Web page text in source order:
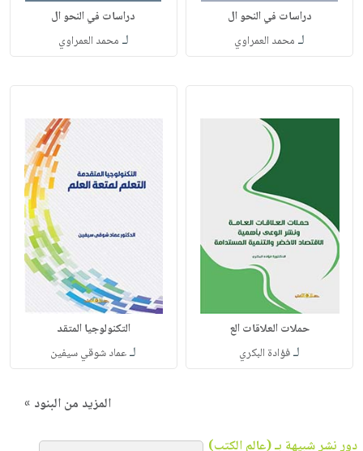
دراسات في النحو ال
لـ محمد العمراوي
دراسات في النحو ال
لـ محمد العمراوي
حملات العلاقات الع
لـفؤادة البكري
التكنولوجيا المتقد
لـعماد شوقي سيفين
المزيد من البنود »
دور نشر شبيهة بـ (عالم الكتب)